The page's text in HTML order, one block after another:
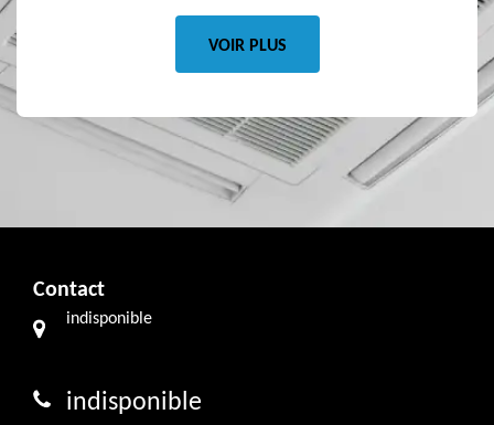
VOIR PLUS
Contact
indisponible
indisponible